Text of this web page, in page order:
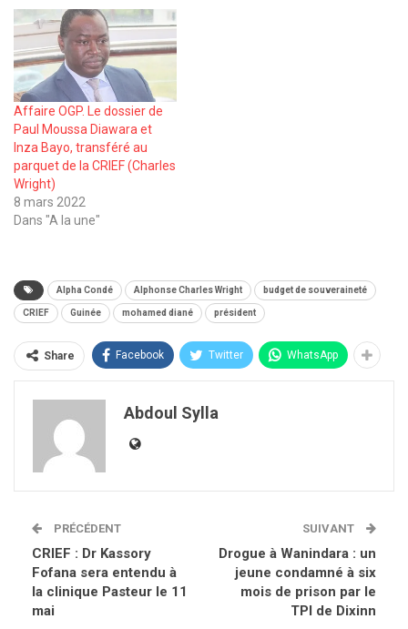
Affaire OGP. Le dossier de
Paul Moussa Diawara et
Inza Bayo, transféré au
parquet de la CRIEF (Charles
Wright)
8 mars 2022
Dans "A la une"
Alpha Condé Alphonse Charles Wright budget de souveraineté
CRIEF Guinée mohamed diané président
Share Facebook Twitter WhatsApp
Abdoul Sylla
PRÉCÉDENT
CRIEF : Dr Kassory
Fofana sera entendu à
la clinique Pasteur le 11
mai
SUIVANT
Drogue à Wanindara : un
jeune condamné à six
mois de prison par le
TPI de Dixinn